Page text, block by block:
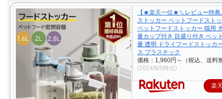
【★楽天一位★＼レビュー特典
ストッカー ペットフードスト
ペットフードストッカー 猫用
量カップ付き 目盛り付き ペッ
量 透明 ドライフードストッカ
ス プラスチック
価格：1,960円～（税込、送料
(2024/8/5時点)
楽